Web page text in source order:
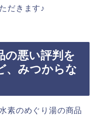
だきます♪
の悪い評判を
、みつからな
素のめぐり湯の商品